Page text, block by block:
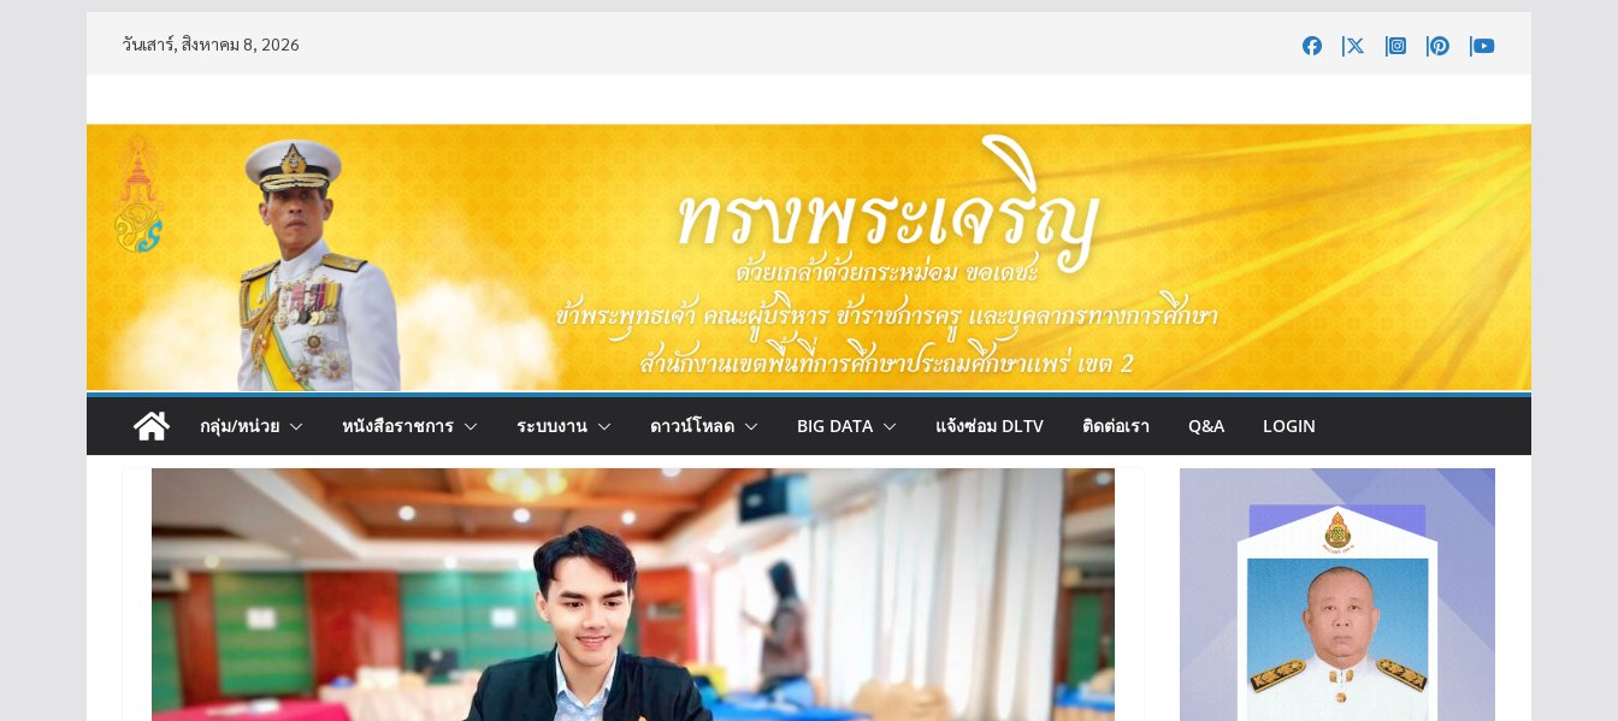
วันเสาร์, สิงหาคม 8, 2026
กลุ่ม/หน่วย หนังสือราชการ ระบบงาน ดาวน์โหลด BIG DATA แจ้งซ่อม DLTV ติดต่อเรา Q&A LOGIN